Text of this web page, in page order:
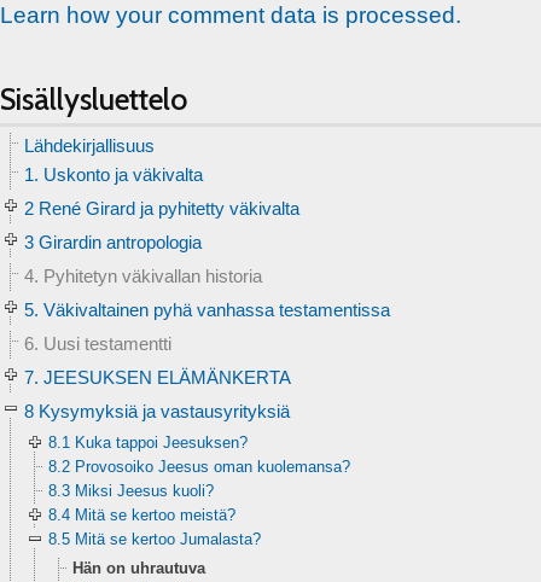
Learn how your comment data is processed.
Sisällysluettelo
Lähdekirjallisuus
1. Uskonto ja väkivalta
2 René Girard ja pyhitetty väkivalta
3 Girardin antropologia
4. Pyhitetyn väkivallan historia
5. Väkivaltainen pyhä vanhassa testamentissa
6. Uusi testamentti
7. JEESUKSEN ELÄMÄNKERTA
8 Kysymyksiä ja vastausyrityksiä
8.1 Kuka tappoi Jeesuksen?
8.2 Provosoiko Jeesus oman kuolemansa?
8.3 Miksi Jeesus kuoli?
8.4 Mitä se kertoo meistä?
8.5 Mitä se kertoo Jumalasta?
Hän on uhrautuva